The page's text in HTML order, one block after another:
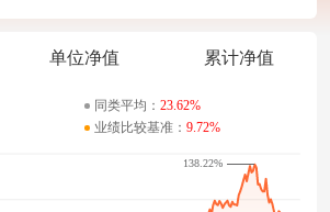
单位净值 累计净值
同类平均： 23.62%
业绩比较基准： 9.72%
138.22%